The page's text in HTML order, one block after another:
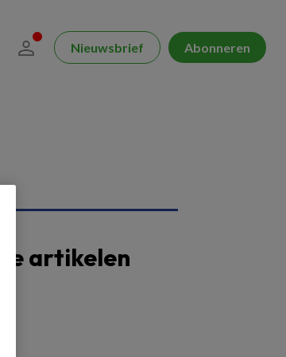
Nieuwsbrief Abonneren
artikelen